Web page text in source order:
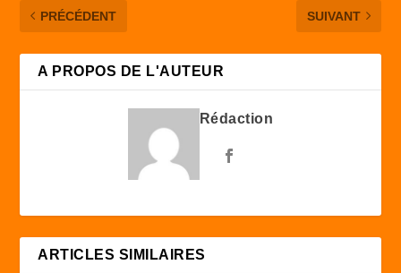
PRÉCÉDENT
SUIVANT
A PROPOS DE L'AUTEUR
Rédaction
ARTICLES SIMILAIRES